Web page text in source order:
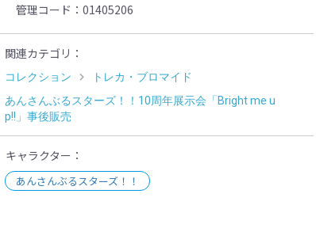
管理コード
01405206
関連カテゴリ
コレクション
トレカ・ブロマイド
あんさんぶるスターズ！！10周年展示会「Bright me u
p!!」事後販売
キャラクター
あんさんぶるスターズ！！